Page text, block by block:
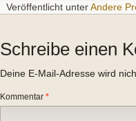
Veröffentlicht unterAndere
Schreibe einen
Deine E-Mail-Adresse wird
Kommentar *